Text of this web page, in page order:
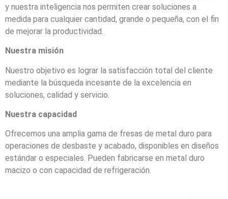
y nuestra inteligencia nos permiten crear soluciones a
medida para cualquier cantidad, grande o pequeña, con el fin
de mejorar la productividad.
Nuestra misión
Nuestro objetivo es lograr la satisfacción total del cliente
mediante la búsqueda incesante de la excelencia en
soluciones, calidad y servicio.
Nuestra capacidad
Ofrecemos una amplia gama de fresas de metal duro para
operaciones de desbaste y acabado, disponibles en diseños
estándar o especiales. Pueden fabricarse en metal duro
macizo o con capacidad de refrigeración.